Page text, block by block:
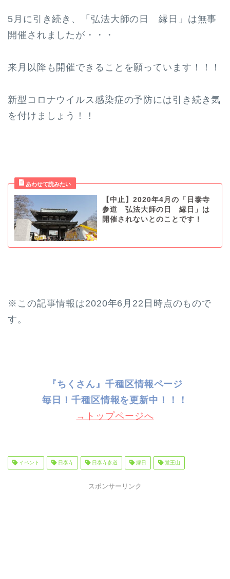
5月に引き続き、「弘法大師の日 縁日」は無事
開催されましたが・・・
来月以降も開催できることを願っています！！！
新型コロナウイルス感染症の予防には引き続き気
を付けましょう！！
【中止】2020年4月の「日泰寺
参道 弘法大師の日 縁日」は
開催されないとのことです！
※この記事情報は2020年6月22日時点のもので
す。
『ちくさん』千種区情報ページ
毎日！千種 区情報を更新中！！！
→トップページへ
イベント 日泰寺 日泰寺参道 縁日 覚王山
スポンサーリンク